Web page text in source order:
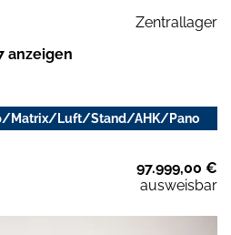
Zentrallager
anzeigen
Matrix/Luft/Stand/AHK/Pano
97.999,00 €
ausweisbar